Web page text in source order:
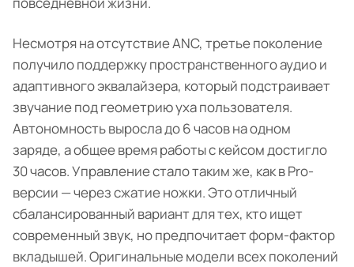
Несмотря на отсутствие ANC, третье поколение
получило поддержку пространственного аудио и
адаптивного эквалайзера, который подстраивает
звучание под геометрию уха пользователя.
Автономность выросла до 6 часов на одном
заряде, а общее время работы с кейсом достигло
30 часов. Управление стало таким же, как в Pro-
версии — через сжатие ножки. Это отличный
сбалансированный вариант для тех, кто ищет
современный звук, но предпочитает форм-фактор
вкладышей. Оригинальные модели всех поколений